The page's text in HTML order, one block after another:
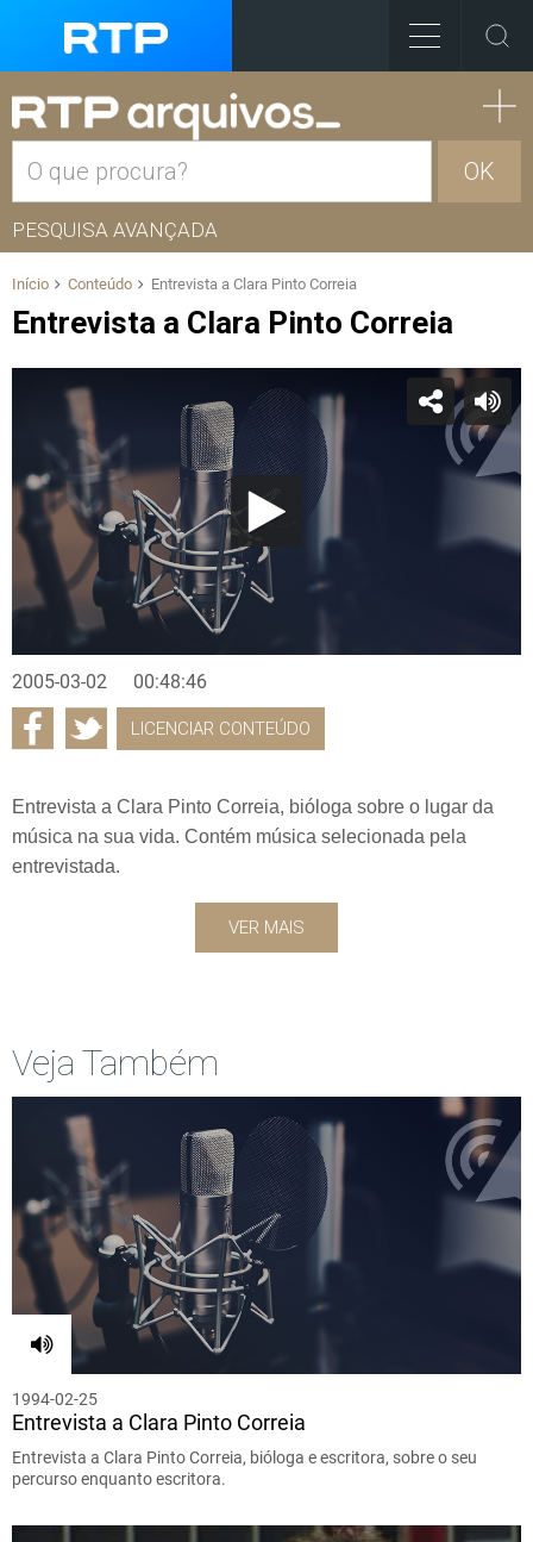
OK
PESQUISA AVANÇADA
Início Conteúdo Entrevista a Clara Pinto Correia
Entrevista a Clara Pinto Correia
2005-03-02 00:48:46
LICENCIAR CONTEÚDO
Entrevista a Clara Pinto Correia, bióloga sobre o lugar da
música na sua vida. Contém música selecionada pela
entrevistada.
VER MAIS
Veja Também
1994-02-25
Entrevista a Clara Pinto Correia
Entrevista a Clara Pinto Correia, bióloga e escritora, sobre o seu
percurso enquanto escritora.